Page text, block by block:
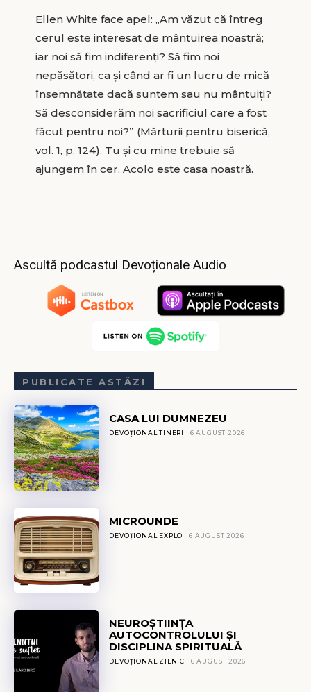
Ellen White face apel: „Am văzut că întreg
cerul este interesat de mântuirea noastră;
iar noi să fim indiferenţi? Să fim noi
nepăsători, ca şi când ar fi un lucru de mică
însemnătate dacă suntem sau nu mântuiţi?
Să desconsiderăm noi sacrificiul care a fost
făcut pentru noi?” (Mărturii pentru biserică,
vol. 1, p. 124). Tu şi cu mine trebuie să
ajungem în cer. Acolo este casa noastră.
Ascultă podcastul Devoționale Audio
PUBLICATE ASTĂZI
CASA LUI DUMNEZEU
DEVOȚIONAL TINERI 6 AUGUST 2026
MICROUNDE
DEVOȚIONAL EXPLO 6 AUGUST 2026
NEUROȘTIINȚA
AUTOCONTROLULUI ȘI
DISCIPLINA SPIRITUALĂ
DEVOȚIONAL ZILNIC 6 AUGUST 2026